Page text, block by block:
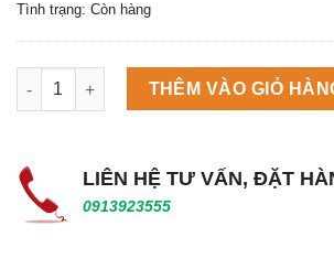
Tình trạng: Còn hàng
Máy làm đá viên Scotsman NW458AS số
THÊM VÀO GIỎ
LIÊN HỆ TƯ VẤN, ĐẶT
0913923555